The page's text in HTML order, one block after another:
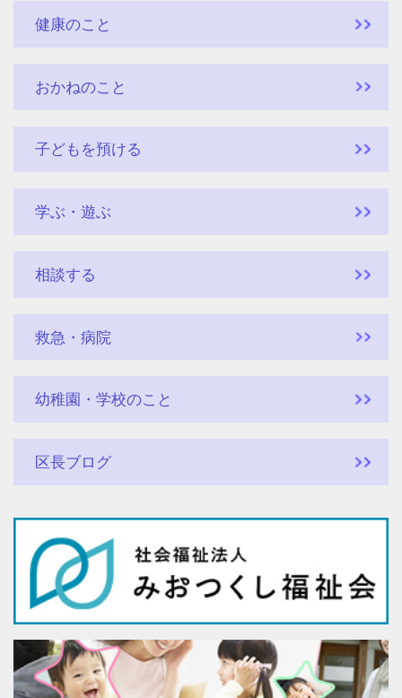
健康のこと
おかねのこと
子どもを預ける
学ぶ・遊ぶ
相談する
救急・病院
幼稚園・学校のこと
区長ブログ